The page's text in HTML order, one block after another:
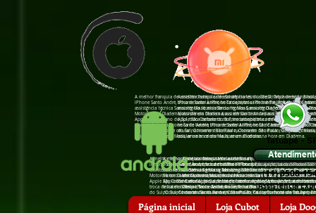
A melhor franquia de assistência técnica de Smartphones do Brasil,
IPhone Santo André, troca de bateria IPhone Tatuapé, troca de
assistência †écnica Sansumg Mauá, assistência †écnica Sansumg
Motorola em Diadema, assistência †écnica Asus em Santo André,
Apple São Caetano do Sul, troca de bateria zenfone tatuapé, troca
troca de bateria iPhone Santo André, troca de bateria iPhone São
do Sul, Conserto de celular na hora em São Paulo, Conserto de
celular na hora em Mauá, arrumar celular na hora em Diadema.
A melhor franquia de assistência técnica de Smartphones do Brasil, Troca de tela
IPhone Santo André, troca de bateria IPhone Tatuapé, troca de bateria IPhone
assistência †écnica Sansumg Mauá, assistência †écnica Sansumg Diadema,
Motorola em Diadema, assistência †écnica Asus em Santo André, assistência
Apple São Caetano do Sul, troca de bateria zenfone tatuapé, troca de bateria
troca de bateria iPhone Santo André, troca de bateria iPhone São Caetano do
do Sul, Conserto de celular na hora em São Paulo, Conserto de celular na hora
celular na hora em Mauá, arrumar celular na hora em Diadema.
A melhor franquia de assistência técnica de Smartphones do
em Mauá, troca de bateria IPhone Santo André, troca de bateria
assistência †écnica Sansumg São Bernardo do Campo,
Motorola em Mauá, assistência †écnica Motorola em Diadema,
†écnica Apple, assistência †écnica Apple Santo André,
Campo, troca de bateria zenfone Diadema, troca de bateria
hora em Santo André, Conserto de celular na hora em Tatuapé,
Diadema, arrumar celular na hora em Santo André, arrumar
A melhor franquia de assistência técnica de Smartphones do Brasil, Troca
IPhone Santo André, troca de bateria IPhone Tatuapé, troca de bateria
assistência †écnica Sansumg Mauá, assistência †écnica Sansumg
Motorola em Diadema, assistência †écnica Asus em Santo André,
Apple São Caetano do Sul, troca de bateria zenfone tatuapé, troca de
troca de bateria iPhone Santo André, troca de bateria iPhone São
do Sul, Conserto de celular na hora em São Paulo, Conserto de celular na
celular na hora em Mauá, arrumar celular na hora em Diadema.
A melhor franquia de assistência técnica de Smartphones do Brasil, Troca de tela na
IPhone Santo André, troca de bateria IPhone Tatuapé, troca de bateria IPhone São
assistência †écnica Sansumg Mauá, assistência †écnica Sansumg Diadema, assistência
Motorola em Diadema, assistência †écnica Asus em Santo André, assistência †écnica
Apple São Caetano do Sul, troca de bateria zenfone tatuapé, troca de bateria zenfone
troca de bateria iPhone Santo André, troca de bateria iPhone São Caetano do Sul,
do Sul, Conserto de celular na hora em São Paulo, Conserto de celular na hora em
celular na hora em Mauá, arrumar celular na hora em Diadema.
Tatuapé -
(11) 3508-
(Assis†ência
Página inicial Loja Cubot Loja